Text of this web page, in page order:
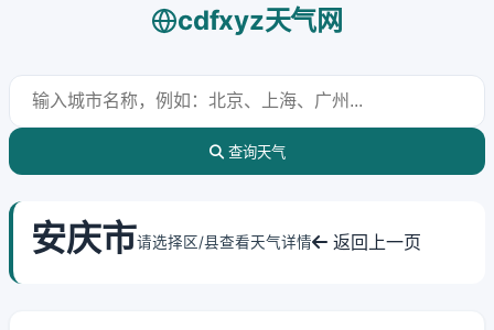
cdfxyz天气网
查询天气
安庆市请选择区/县查看天气详情 返回上一页